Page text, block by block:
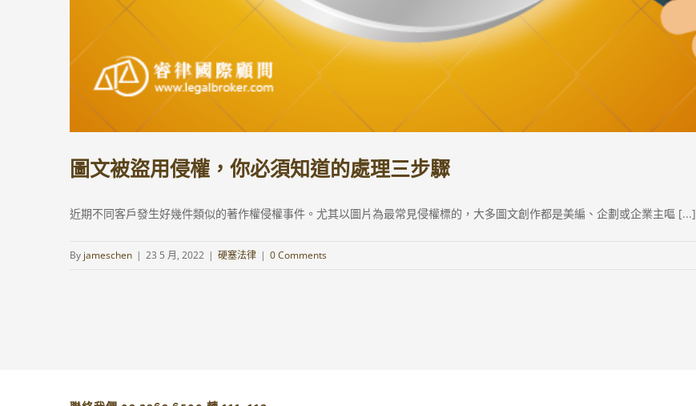
圖文被盜用侵權，你必須知道的處理三步驟
近期不同客戶發生好幾件類似的著作權侵權事件。尤其以圖片為最常見侵權標的，大多圖文創作都是美編、企劃或企業主嘔 [...]
By jameschen | 23 5 月, 2022 | 硬塞法律 | 0 Comments